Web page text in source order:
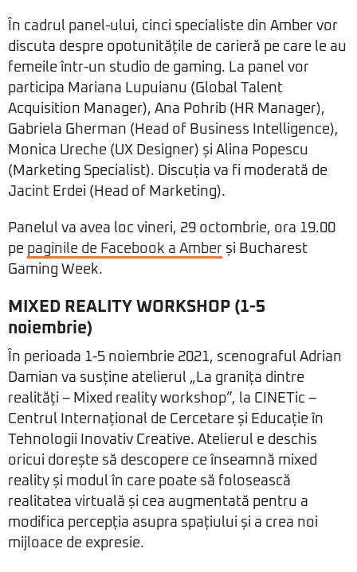
În cadrul panel-ului, cinci specialiste din Amber vor
discuta despre opotunitățile de carieră pe care le au
femeile într-un studio de gaming. La panel vor
participa Mariana Lupuianu (Global Talent
Acquisition Manager), Ana Pohrib (HR Manager),
Gabriela Gherman (Head of Business Intelligence),
Monica Ureche (UX Designer) și Alina Popescu
(Marketing Specialist). Discuția va fi moderată de
Jacint Erdei (Head of Marketing).
Panelul va avea loc vineri, 29 octombrie, ora 19.00
pe paginile de Facebook a Amber și Bucharest
Gaming Week.
MIXED REALITY WORKSHOP (1-5
noiembrie)
În perioada 1-5 noiembrie 2021, scenograful Adrian
Damian va susține atelierul „La granița dintre
realități – Mixed reality workshop”, la CINETic –
Centrul Internațional de Cercetare și Educație în
Tehnologii Inovativ Creative. Atelierul e deschis
oricui dorește să descopere ce înseamnă mixed
reality și modul în care poate să folosească
realitatea virtuală și cea augmentată pentru a
modifica percepția asupra spațiului și a crea noi
mijloace de expresie.